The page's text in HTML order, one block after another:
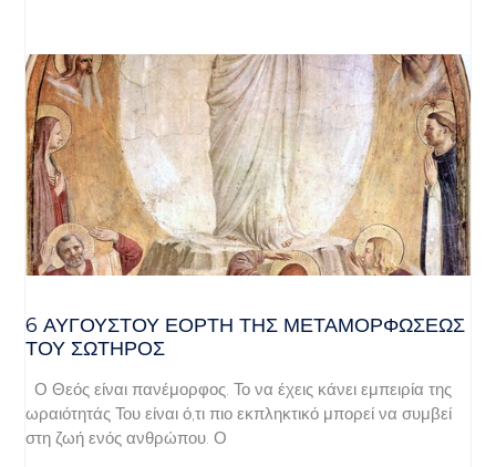
6 ΑΥΓΟΥΣΤΟΥ ΕΟΡΤΗ ΤΗΣ ΜΕΤΑΜΟΡΦΩΣΕΩΣ
ΤΟΥ ΣΩΤΗΡΟΣ
Ο Θεός είναι πανέμορφος. Το να έχεις κάνει εμπειρία της
ωραιότητάς Του είναι ό,τι πιο εκπληκτικό μπορεί να συμβεί
στη ζωή ενός ανθρώπου. Ο